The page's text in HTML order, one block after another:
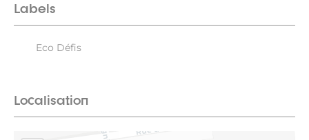
Labels
Eco Défis
Localisation